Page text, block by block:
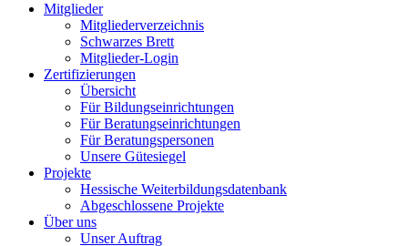
Mitglieder
Mitgliederverzeichnis
Schwarzes Brett
Mitglieder-Login
Zertifizierungen
Übersicht
Für Bildungseinrichtungen
Für Beratungseinrichtungen
Für Beratungspersonen
Unsere Gütesiegel
Projekte
Hessische Weiterbildungsdatenbank
Abgeschlossene Projekte
Über uns
Unser Auftrag